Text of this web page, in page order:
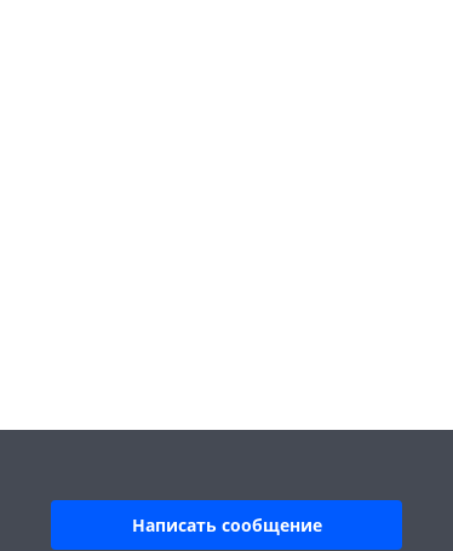
Написать сообщение